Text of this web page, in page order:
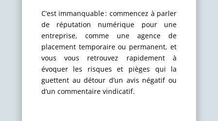
C’est immanquable : commencez à parler
de réputation numérique pour une
entreprise, comme une agence de
placement temporaire ou permanent, et
vous vous retrouvez rapidement à
évoquer les risques et pièges qui la
guettent au détour d’un avis négatif ou
d’un commentaire vindicatif.